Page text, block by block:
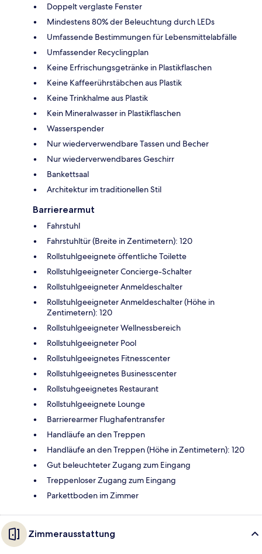
Doppelt verglaste Fenster
Mindestens 80% der Beleuchtung durch LEDs
Umfassende Bestimmungen für Lebensmittelabfälle
Umfassender Recyclingplan
Keine Erfrischungsgetränke in Plastikflaschen
Keine Kaffeerührstäbchen aus Plastik
Keine Trinkhalme aus Plastik
Kein Mineralwasser in Plastikflaschen
Wasserspender
Nur wiederverwendbare Tassen und Becher
Nur wiederverwendbares Geschirr
Bankettsaal
Architektur im traditionellen Stil
Barrierearmut
Fahrstuhl
Fahrstuhltür (Breite in Zentimetern): 120
Rollstuhlgeeignete öffentliche Toilette
Rollstuhlgeeigneter Concierge-Schalter
Rollstuhlgeeigneter Anmeldeschalter
Rollstuhlgeeigneter Anmeldeschalter (Höhe in
Zentimetern): 120
Rollstuhlgeeigneter Wellnessbereich
Rollstuhlgeeigneter Pool
Rollstuhlgeeignetes Fitnesscenter
Rollstuhlgeeignetes Businesscenter
Rollstuhgeeignetes Restaurant
Rollstuhlgeeignete Lounge
Barrierearmer Flughafentransfer
Handläufe an den Treppen
Handläufe an den Treppen (Höhe in Zentimetern): 120
Gut beleuchteter Zugang zum Eingang
Treppenloser Zugang zum Eingang
Parkettboden im Zimmer
Zimmerausstattung